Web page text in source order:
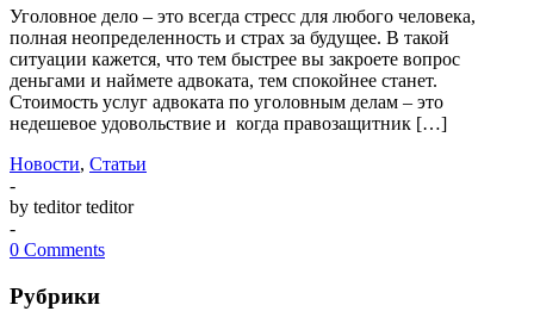
Уголовное дело – это всегда стресс для любого человека,
полная неопределенность и страх за будущее. В такой
ситуации кажется, что тем быстрее вы закроете вопрос
деньгами и наймете адвоката, тем спокойнее станет.
Стоимость услуг адвоката по уголовным делам – это
недешевое удовольствие и когда правозащитник […]
Новости, Статьи
-
by teditor teditor
-
0 Comments
Рубрики